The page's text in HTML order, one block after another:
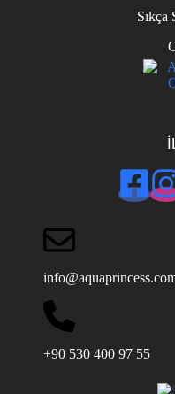
Sıkça
+90 530 400 97 55